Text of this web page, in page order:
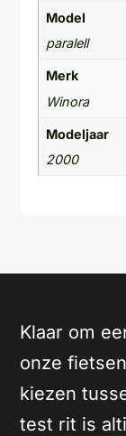
Model
paralell
Merk
Winora
Modeljaar
2000
Klaar om
onze
kiezen
test rit is